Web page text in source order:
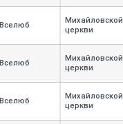
Вселюб
Михайловской
церкви
Вселюб
Михайловской
церкви
Вселюб
Михайловской
церкви